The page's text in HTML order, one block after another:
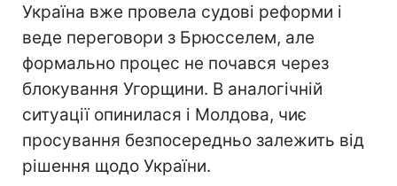
Україна вже провела судові реформи і
веде переговори з Брюсселем, але
формально процес не почався через
блокування Угорщини. В аналогічній
ситуації опинилася і Молдова, чиє
просування безпосередньо залежить від
рішення щодо України.